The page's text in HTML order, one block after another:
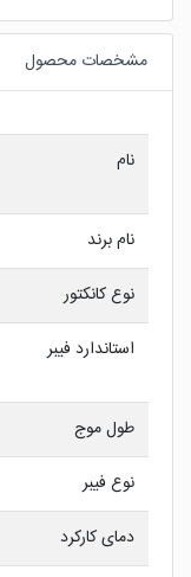
مشخصات محصول
نام
نام برند
نوع کانکتور
استاندارد فیبر
طول موج
نوع فیبر
دمای کارکرد